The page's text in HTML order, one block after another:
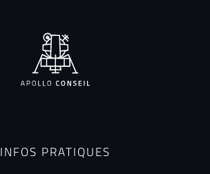
INFOS PRATIQUES